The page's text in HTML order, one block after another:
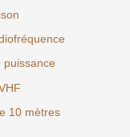
puissance
10 mètres